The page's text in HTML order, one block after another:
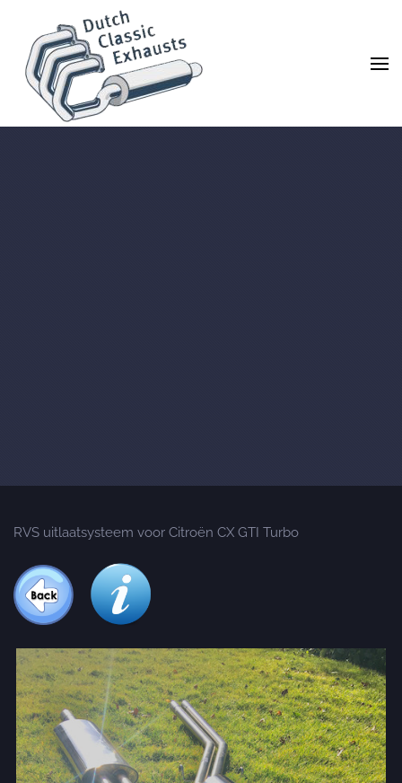
Terug naar hoofdinhoud
RVS uitlaatsysteem voor Citroën CX GTI Turbo